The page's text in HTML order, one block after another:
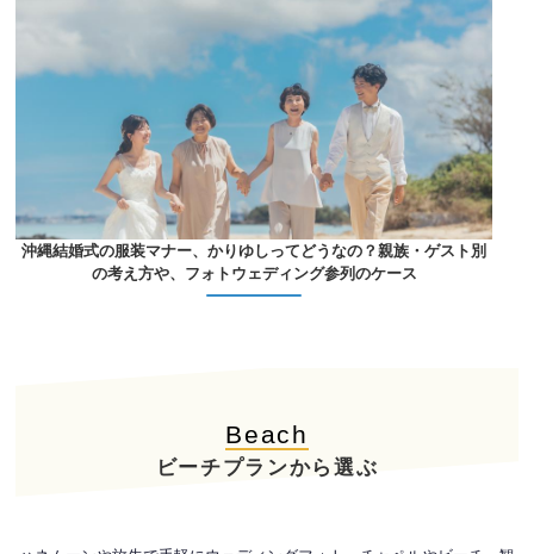
沖縄結婚式の服装マナー、かりゆしってどうなの？親族・ゲスト別
の考え方や、フォトウェディング参列のケース
Beach
ビーチプランから選ぶ